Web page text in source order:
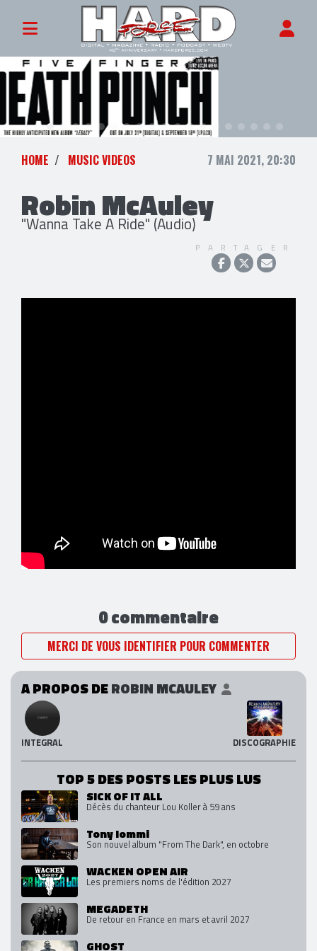
HOME MUSIC VIDEOS 7 MAI 2021, 20:30
Robin McAuley
"Wanna Take A Ride" (Audio)
PARTAGER
0 commentaire
MERCI DE VOUS IDENTIFIER POUR COMMENTER
A PROPOS DEROBIN MCAULEY
INTEGRAL DISCOGRAPHIE
TOP 5 DES POSTS LES PLUS LUS
SICK OF IT ALL
Décès du chanteur Lou Koller à 59 ans
Tony Iommi
Son nouvel album "From The Dark", en octobre
WACKEN OPEN AIR
Les premiers noms de l'édition 2027
MEGADETH
De retour en France en mars et avril 2027
GHOST